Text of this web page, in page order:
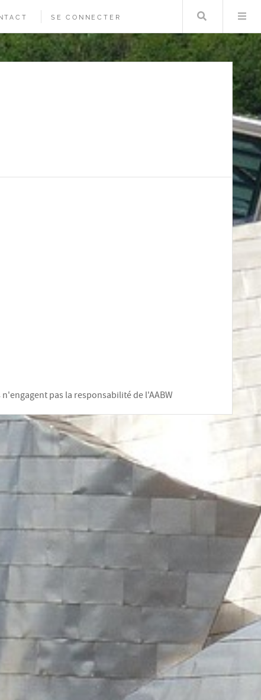
SE CONNECTER Rechercher
pas la responsabilité de l'AABW